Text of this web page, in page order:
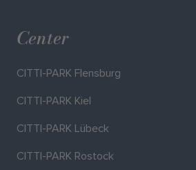
Center
CITTI-PARK Flensburg
CITTI-PARK Kiel
CITTI-PARK Lübeck
CITTI-PARK Rostock